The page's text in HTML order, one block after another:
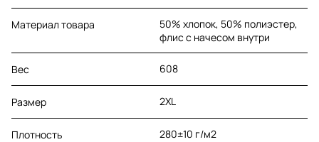
Материал товара
50% хлопок, 50% полиэстер,
флис с начесом внутри
Вес 608
Размер 2XL
Плотность 280±10 г/м2